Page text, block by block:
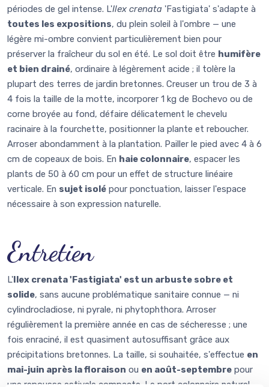
périodes de gel intense. L'Ilex crenata 'Fastigiata' s'adapte à
toutes les expositions, du plein soleil à l'ombre — une
légère mi-ombre convient particulièrement bien pour
préserver la fraîcheur du sol en été. Le sol doit être humifère
et bien drainé, ordinaire à légèrement acide ; il tolère la
plupart des terres de jardin bretonnes. Creuser un trou de 3 à
4 fois la taille de la motte, incorporer 1 kg de Bochevo ou de
corne broyée au fond, défaire délicatement le chevelu
racinaire à la fourchette, positionner la plante et reboucher.
Arroser abondamment à la plantation. Pailler le pied avec 4 à 6
cm de copeaux de bois. En haie colonnaire, espacer les
plants de 50 à 60 cm pour un effet de structure linéaire
verticale. En sujet isolé pour ponctuation, laisser l'espace
nécessaire à son expression naturelle.
Entretien
L'Ilex crenata 'Fastigiata' est un arbuste sobre et
solide, sans aucune problématique sanitaire connue — ni
cylindrocladiose, ni pyrale, ni phytophthora. Arroser
régulièrement la première année en cas de sécheresse ; une
fois enraciné, il est quasiment autosuffisant grâce aux
précipitations bretonnes. La taille, si souhaitée, s'effectue en
mai-juin après la floraison ou en août-septembre pour
une repousse estivale compacte. Le port colonnaire naturel